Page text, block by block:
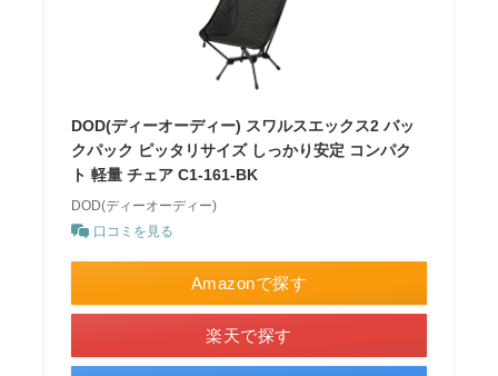
DOD(ディーオーディー) スワルスエックス2 バッ
クパック ピッタリサイズ しっかり安定 コンパク
ト 軽量 チェア C1-161-BK
DOD(ディーオーディー)
口コミを見る
Amazonで探す
楽天で探す